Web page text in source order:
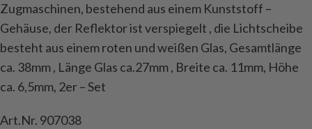
Zugmaschinen, bestehend aus einem Kunststoff –
Gehäuse, der Reflektor ist verspiegelt , die Lichtscheibe
besteht aus einem roten und weißen Glas, Gesamtlänge
ca. 38mm , Länge Glas ca.27mm , Breite ca. 11mm, Höhe
ca. 6,5mm, 2er – Set
Art.Nr. 907038